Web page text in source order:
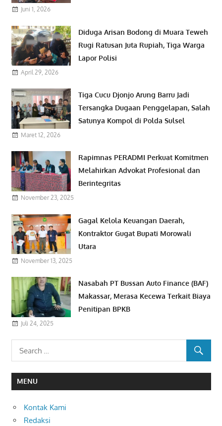
Juni 1, 2026
Diduga Arisan Bodong di Muara Teweh
Rugi Ratusan Juta Rupiah, Tiga Warga
Lapor Polisi
April 29, 2026
Tiga Cucu Djonjo Arung Barru Jadi
Tersangka Dugaan Penggelapan, Salah
Satunya Kompol di Polda Sulsel
Maret 12, 2026
Rapimnas PERADMI Perkuat Komitmen
Melahirkan Advokat Profesional dan
Berintegritas
November 23, 2025
Gagal Kelola Keuangan Daerah,
Kontraktor Gugat Bupati Morowali
Utara
November 13, 2025
Nasabah PT Bussan Auto Finance (BAF)
Makassar, Merasa Kecewa Terkait Biaya
Penitipan BPKB
Juli 24, 2025
MENU
Kontak Kami
Redaksi